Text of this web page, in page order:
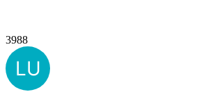
3988